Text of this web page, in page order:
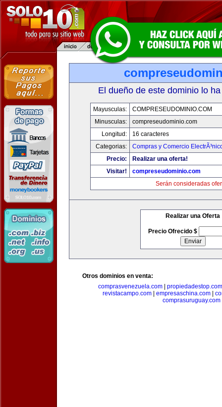
El dueño de este dominio lo
Mayusculas:
COMPRESEUDOMINIO.COM
Minusculas:
compreseudominio.com
Longitud:
16 caracteres
Categorias:
Compras y Comercio
Precio:
Realizar una oferta!
Visitar!
compreseudominio.com
Serán consideradas
Realizar una Oferta
Precio Ofrecido $
Otros dominios en venta:
comprasvenezuela.com
propiedadestop.com
revistacampo.com
empresaschina.com
comprasuruguay.com